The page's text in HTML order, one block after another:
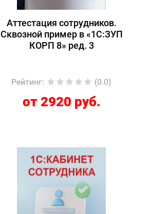
Аттестация сотрудников.
Сквозной пример в «1С:ЗУП
КОРП 8» ред. 3
Рейтинг: (0.0)
от 2920 руб.